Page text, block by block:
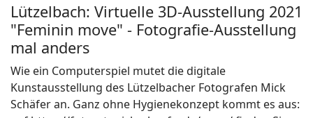
Lützelbach: Virtuelle 3D-Ausstellung 2021
"Feminin move" - Fotografie-Ausstellung
mal anders
Wie ein Computerspiel mutet die digitale
Kunstausstellung des Lützelbacher Fotografen Mick
Schäfer an. Ganz ohne Hygienekonzept kommt es aus: